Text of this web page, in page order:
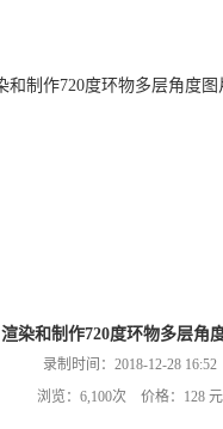
渲染和制作720度环物多层角
录制时间：2018-12-28 16:52
浏览：6,100次 价格：128 元